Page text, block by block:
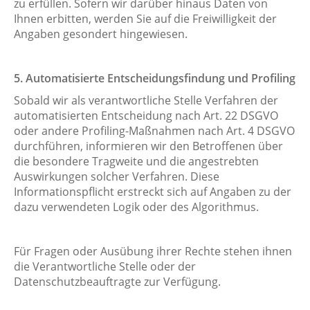
zu erfüllen. Sofern wir darüber hinaus Daten von
Ihnen erbitten, werden Sie auf die Freiwilligkeit der
Angaben gesondert hingewiesen.
5. Automatisierte Entscheidungsfindung und Profiling
Sobald wir als verantwortliche Stelle Verfahren der
automatisierten Entscheidung nach Art. 22 DSGVO
oder andere Profiling-Maßnahmen nach Art. 4 DSGVO
durchführen, informieren wir den Betroffenen über
die besondere Tragweite und die angestrebten
Auswirkungen solcher Verfahren. Diese
Informationspflicht erstreckt sich auf Angaben zu der
dazu verwendeten Logik oder des Algorithmus.
Für Fragen oder Ausübung ihrer Rechte stehen ihnen
die Verantwortliche Stelle oder der
Datenschutzbeauftragte zur Verfügung.